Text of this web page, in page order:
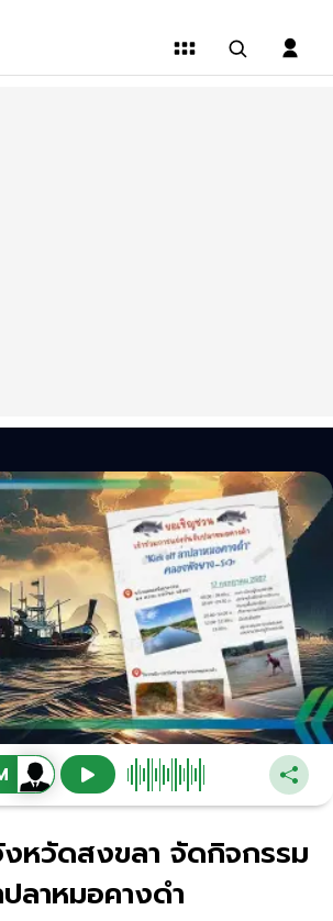
หวัดสงขลา จัดกิจกรรม
ลาหมอคางดำ